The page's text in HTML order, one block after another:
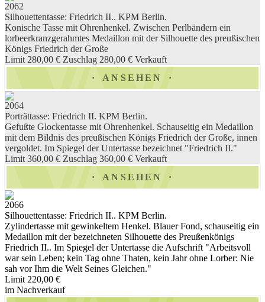
2062
Silhouettentasse: Friedrich II.. KPM Berlin.
Konische Tasse mit Ohrenhenkel. Zwischen Perlbändern ein
lorbeerkranzgerahmtes Medaillon mit der Silhouette des preußischen
Königs Friedrich der Große
Limit 280,00 € Zuschlag 280,00 € Verkauft
ANSEHEN
2064
Porträttasse: Friedrich II. KPM Berlin.
Gefußte Glockentasse mit Ohrenhenkel. Schauseitig ein Medaillon
mit dem Bildnis des preußischen Königs Friedrich der Große, innen
vergoldet. Im Spiegel der Untertasse bezeichnet "Friedrich II."
Limit 360,00 € Zuschlag 360,00 € Verkauft
ANSEHEN
2066
Silhouettentasse: Friedrich II.. KPM Berlin.
Zylindertasse mit gewinkeltem Henkel. Blauer Fond, schauseitig ein
Medaillon mit der bezeichneten Silhouette des Preußenkönigs
Friedrich II.. Im Spiegel der Untertasse die Aufschrift "Arbeitsvoll
war sein Leben; kein Tag ohne Thaten, kein Jahr ohne Lorber: Nie
sah vor Ihm die Welt Seines Gleichen."
Limit 220,00 €
im Nachverkauf